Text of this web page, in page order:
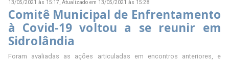
13/05/2021 às 15:17, Atualizado em 13/05/2021 às 15:28
Comitê Municipal de Enfrentamento
à Covid-19 voltou a se reunir em
Sidrolândia
Foram avaliadas as ações articuladas em encontros anteriores, e